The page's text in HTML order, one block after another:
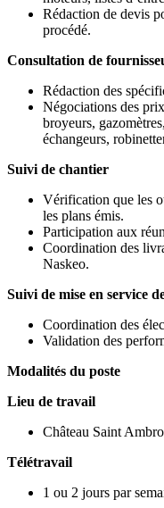
Rédaction de devis
procédé.
Consultation de
Rédaction des
Négociations des
broyeurs,
échangeurs,
Suivi de chantier
Vérification que les
les plans émis.
Participation aux
Coordination des
Naskeo.
Suivi de mise en service
Coordination des
Validation des
Modalités du poste
Lieu de travail
Château Saint
Télétravail
1 ou 2 jours par